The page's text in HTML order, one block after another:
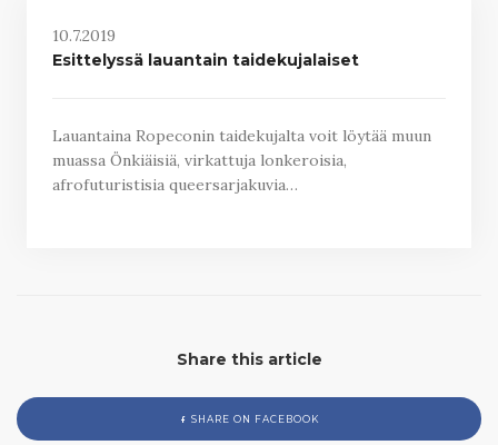
10.7.2019
Esittelyssä lauantain taidekujalaiset
Lauantaina Ropeconin taidekujalta voit löytää muun
muassa Önkiäisiä, virkattuja lonkeroisia,
afrofuturistisia queersarjakuvia…
Share this article
SHARE ON FACEBOOK